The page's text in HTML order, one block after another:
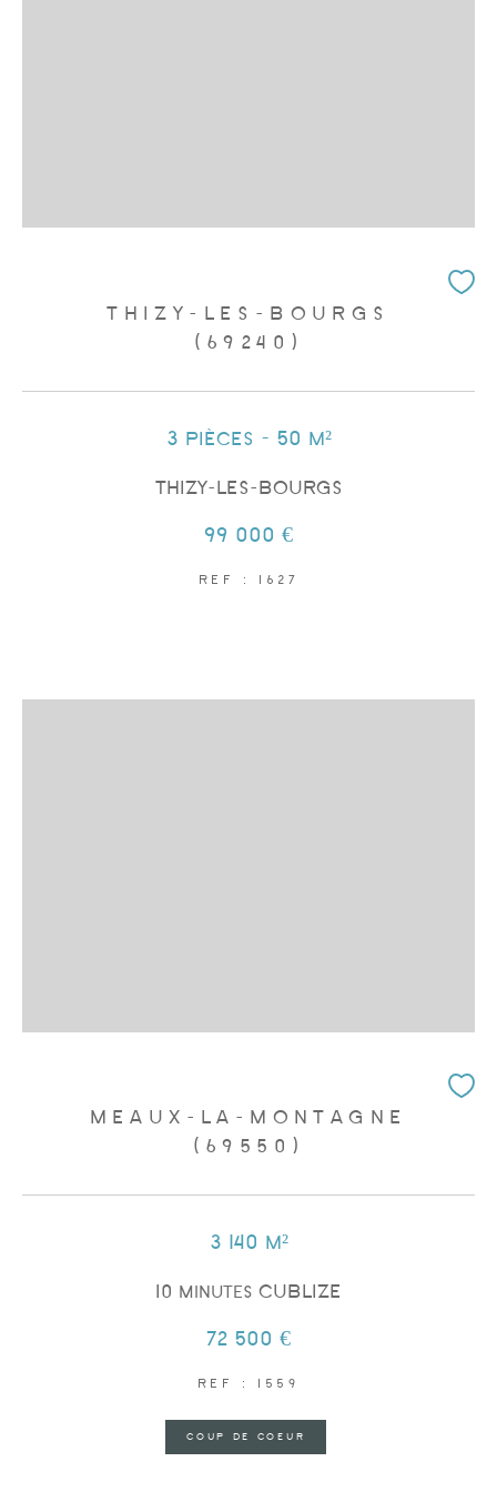
THIZY-LES-BOURGS
(69240)
3 pièces - 50 m²
THIZY-LES-BOURGS
99 000 €
REF : 1627
MEAUX-LA-MONTAGNE
(69550)
3 140 m²
10 minutes CUBLIZE
72 500 €
REF : 1559
COUP DE COEUR